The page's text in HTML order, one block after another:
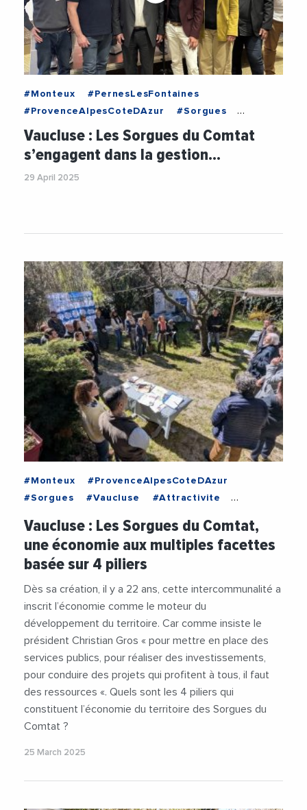
#Monteux
#PernesLesFontaines
#ProvenceAlpesCoteDAzur
#Sorgues
#Vaucluse
#Agriculture
#Attractivite
#ChristianGros
#Ecologie
#Industrie
#Recyclage
#SorguesDuComtat
Vaucluse : Les Sorgues du Comtat
s’engagent dans la gestion…
29 April 2025
#Monteux
#ProvenceAlpesCoteDAzur
#Sorgues
#Vaucluse
#Attractivite
#SorguesDuComtat
#Tourisme
Vaucluse : Les Sorgues du Comtat,
une économie aux multiples facettes
basée sur 4 piliers
Dès sa création, il y a 22 ans, cette intercommunalité a
inscrit l’économie comme le moteur du
développement du territoire. Car comme insiste le
président Christian Gros « pour mettre en place des
services publics, pour réaliser des investissements,
pour conduire des projets qui profitent à tous, il faut
des ressources «. Quels sont les 4 piliers qui
constituent l’économie du territoire des Sorgues du
Comtat ?
25 March 2025